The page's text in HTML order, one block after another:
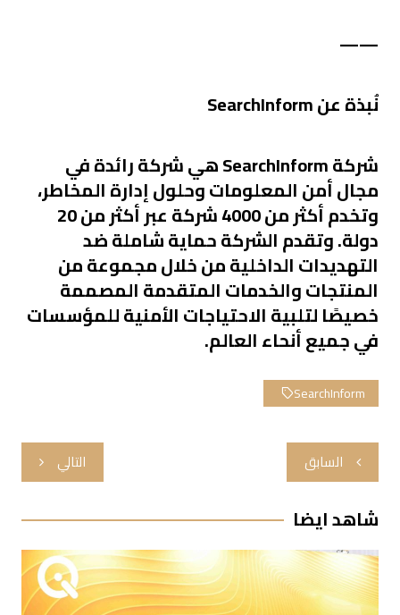
——
نُبذة عنSearchInform
شركة SearchInform هي شركة رائدة في
مجال أمن المعلومات وحلول إدارة المخاطر،
وتخدم أكثر من 4000 شركة عبر أكثر من 20
دولة. وتقدم الشركة حماية شاملة ضد
التهديدات الداخلية من خلال مجموعة من
المنتجات والخدمات المتقدمة المصممة
خصيصًا لتلبية الاحتياجات الأمنية للمؤسسات
في جميع أنحاء العالم.
SearchInform
تصفّح
المقالات
السابق التالي
شاهد ايضا